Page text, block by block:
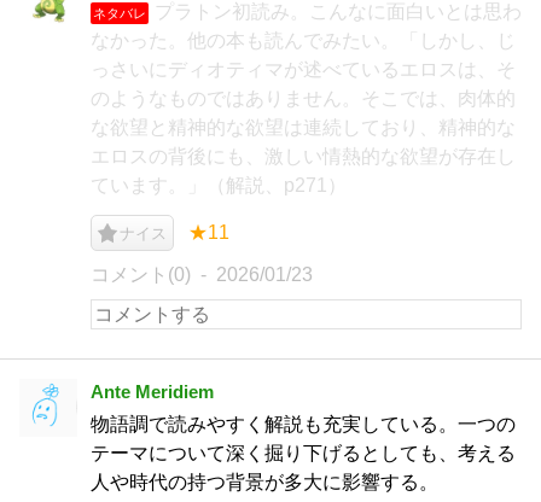
ネタバレ
プラトン初読み。こんなに面白いとは思わ
なかった。他の本も読んでみたい。「しかし、じ
っさいにディオティマが述べているエロスは、そ
のようなものではありません。そこでは、肉体的
な欲望と精神的な欲望は連続しており、精神的な
エロスの背後にも、激しい情熱的な欲望が存在し
ています。」（解説、p271）
ナイス ★11
コメント(0) 2026/01/23
Ante Meridiem
物語調で読みやすく解説も充実している。一つの
テーマについて深く掘り下げるとしても、考える
人や時代の持つ背景が多大に影響する。